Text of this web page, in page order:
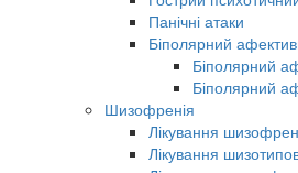
Панічні атаки
Біполярний
Біполярний
Біполярний
Шизофренія
Лікування
Лікування